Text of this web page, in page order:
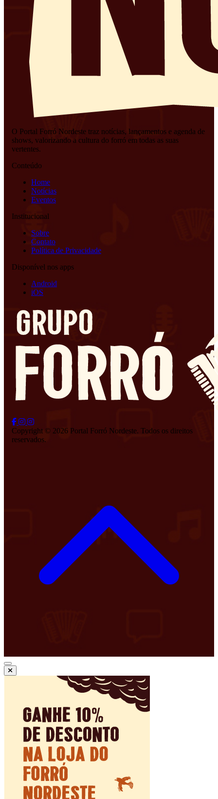
O Portal Forró Nordeste traz notícias, lançamentos e agenda de
shows, valorizando a cultura do forró em todas as suas
vertentes.
Conteúdo
Home
Notícias
Eventos
Institucional
Sobre
Contato
Política de Privacidade
Disponível nos apps
Android
iOS
Copyright © 2026 Portal Forró Nordeste. Todos os direitos
reservados.